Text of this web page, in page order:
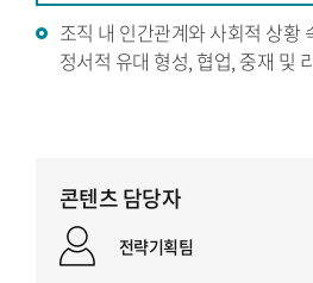
조직 내 인간관계와 사회적 상황
정서적 유대 형성, 협업, 중재 및
콘텐츠 담당자
전략기획팀